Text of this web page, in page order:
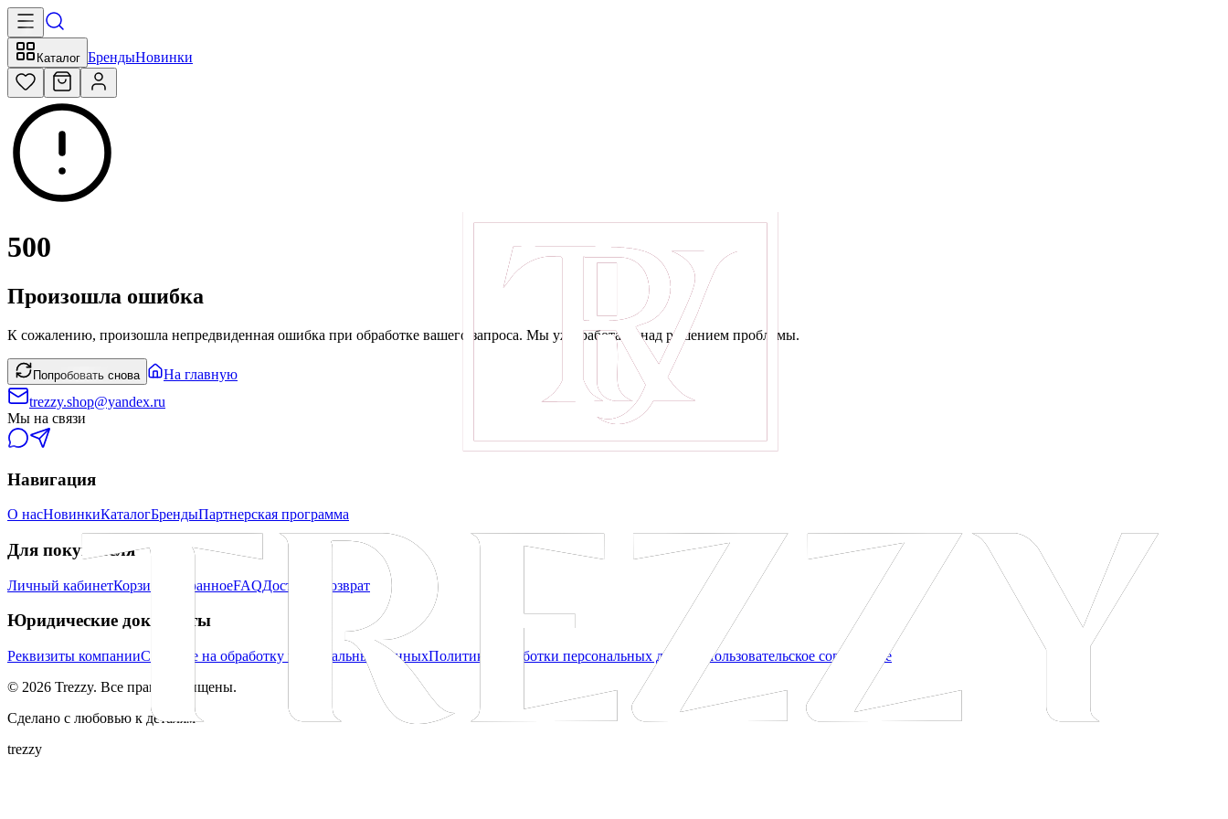
Каталог БрендыНовинки
500
Произошла ошибка
К сожалению, произошла непредвиденная ошибка при обработке вашего запроса. Мы уже работаем над решением проблемы.
Попробовать снова
На главную
trezzy.shop@yandex.ru
Мы на связи
Навигация
О насНовинкиКаталогБрендыПартнерская программа
Для покупателя
Личный кабинетКорзина ИзбранноеFAQДоставка Возврат
Юридические документы
Реквизиты компанииСогласие на обработку персональных данныхПолитика обработки персональных данных
Пользовательское соглашение
© 2026 Trezzy. Все права защищены.
Сделано с любовью к деталям
trezzy